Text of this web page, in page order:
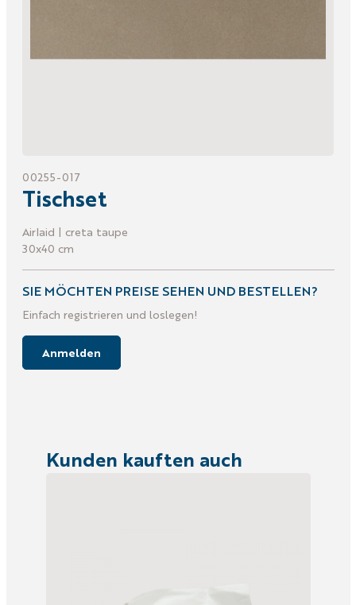
00255-017
Tischset
Airlaid | creta taupe
30x40 cm
SIE MÖCHTEN PREISE SEHEN UND BESTELLEN?
Einfach registrieren und loslegen!
Anmelden
Kunden kauften auch